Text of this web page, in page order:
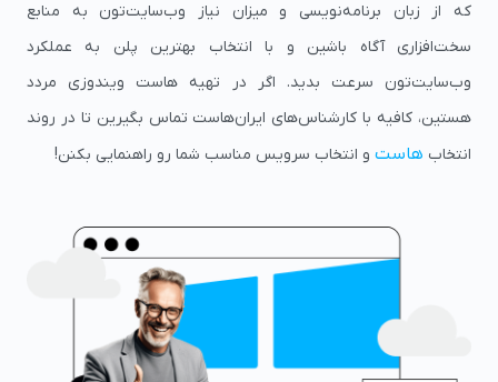
که از زبان برنامه‌نویسی و میزان نیاز وب‌سایت‌تون به منابع
سخت‌افزاری آگاه باشین و با انتخاب بهترین پلن به عملکرد
وب‌سایت‌تون سرعت بدید. اگر در تهیه هاست ویندوزی مردد
هستین، کافیه با کارشناس‌های ایران‌هاست تماس بگیرین تا در روند
انتخاب هاست و انتخاب سرویس مناسب شما رو راهنمایی بکنن!